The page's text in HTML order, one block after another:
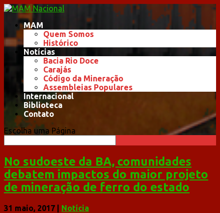
MAM
Quem Somos
Histórico
Notícias
Bacia Rio Doce
Carajás
Código da Mineração
Assembleias Populares
Internacional
Biblioteca
Contato
Escolha uma Página
No sudoeste da BA, comunidades
debatem impactos do maior projeto
de mineração de ferro do estado
31 maio, 2017
Notícia